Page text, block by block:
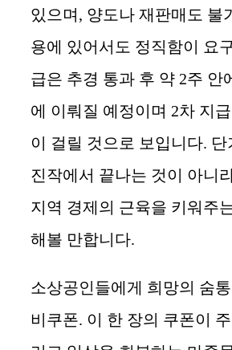
있으며, 양도나 재판매도 불
용에 있어서도 정직함이 요
급은 추경 통과 후 약 2주 안
에 이뤄질 예정이며 2차 지
이 걸릴 것으로 보입니다. 단
진작에서 끝나는 것이 아니
지역 경제의 근육을 키워주
해볼 만합니다.
소상공인들에게 희망의 숨
비쿠폰. 이 한 장의 쿠폰이